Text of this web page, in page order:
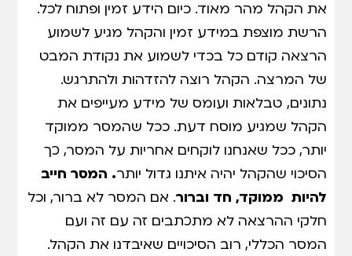
את הקהל מהר מאוד. כיום הידע זמין ופתוח לכל.
הרשת מוצפת במידע זמין והקהל מגיע לשמוע
הרצאה קודם כל בכדי לשמוע את נקודת המבט
של המרצה. הקהל רוצה להזדהות ולהתרגש.
נתונים, טבלאות ועומס של מידע מעייפים את
הקהל שמגיע מוסח דעת. ככל שהמסר ממוקד
יותר, ככל שאנחנו לוקחים אחריות על המסר, כך
הסיכוי שהקהל יהיה איתנו גדול יותר. המסר חייב
להיות ממוקד, חד וברור. אם המסר לא ברור, וכל
חלקי ההרצאה לא מתכתבים זה עם זה ועם
המסר הכללי, רוב הסיכויים שאיבדנו את הקהל.